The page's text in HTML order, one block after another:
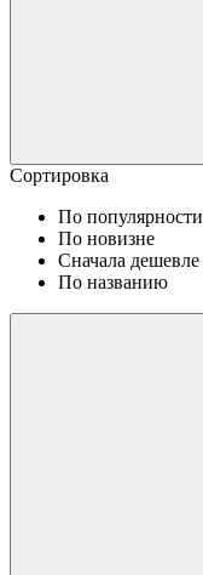
Сортировка
По популярности
По новизне
Сначала дешевле
По названию